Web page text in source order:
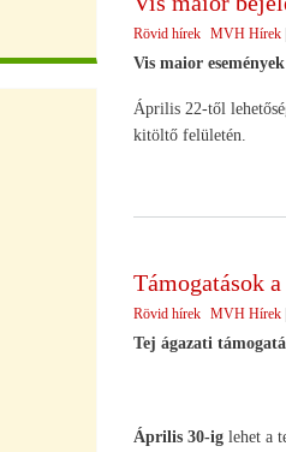
Rövid hírek MVH Hírek
Vis maior
Április 22-től
kitöltő felületén.
Támogatások
Rövid hírek MVH Hírek
Tej ágazati
Április 30-ig lehet a